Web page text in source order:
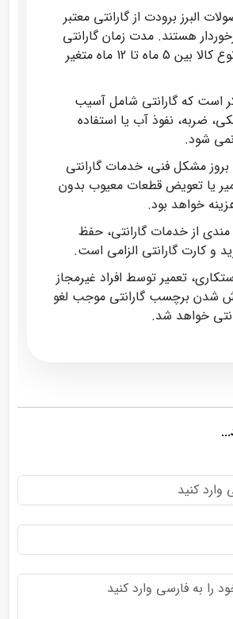
البرز برودت از گارانتی معتبر
هستند. مدت زمان گارانتی
بسته به نوع کالا بین 5 ماه تا 12 ماه متغیر
است که گارانتی شامل آسیب‌
ضربه، نفوذ آب یا استفاده
شود.
مشکل فنی، خدمات گارانتی
یا تعویض قطعات معیوب بدون
خواهد بود.
مندی از خدمات گارانتی، حفظ
و کارت گارانتی الزامی است.
تعمیر توسط افراد غیرمجاز
شدن برچسب گارانتی موجب لغو
خواهد شد.